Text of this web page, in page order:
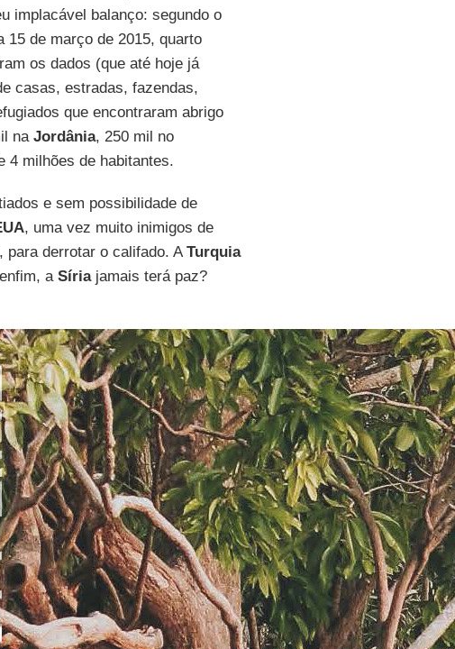
implacável balanço: segundo o
15 de março de 2015, quarto
os dados (que até hoje já
casas, estradas, fazendas,
que encontraram abrigo
na Jordânia, 250 mil no
4 milhões de habitantes.
e sem possibilidade de
, uma vez muito inimigos de
para derrotar o califado. ATurquia
a Síriajamais terá paz?